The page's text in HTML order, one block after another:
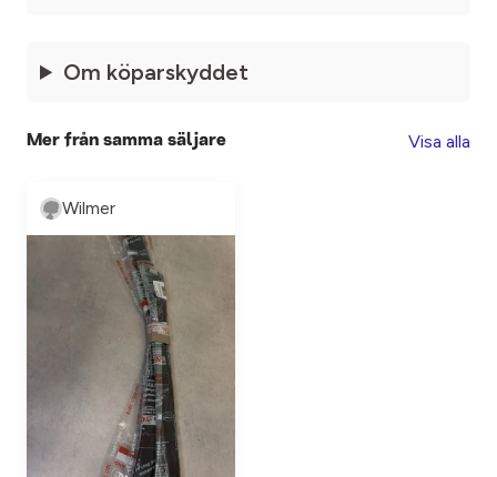
Om köparskyddet
Mer från samma säljare Visa alla
Wilmer